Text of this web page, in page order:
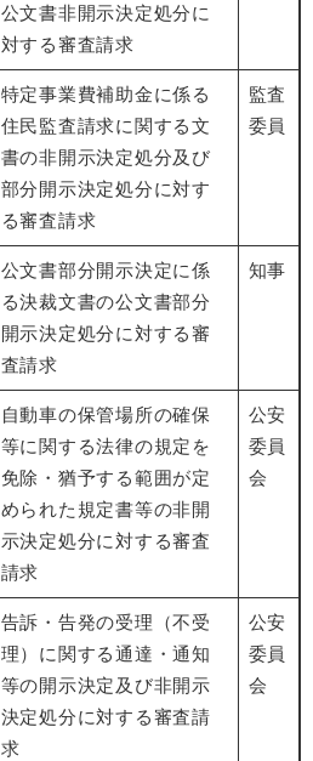
公文書非開示決定処分に
対する審査請求
特定事業費補助金に係る
住民監査請求に関する文
書の非開示決定処分及び
部分開示決定処分に対す
る審査請求
監査
委員
公文書部分開示決定に係
る決裁文書の公文書部分
開示決定処分に対する審
査請求
知事
自動車の保管場所の確保
等に関する法律の規定を
免除・猶予する範囲が定
められた規定書等の非開
示決定処分に対する審査
請求
公安
委員
会
告訴・告発の受理（不受
理）に関する通達・通知
等の開示決定及び非開示
決定処分に対する審査請
求
公安
委員
会